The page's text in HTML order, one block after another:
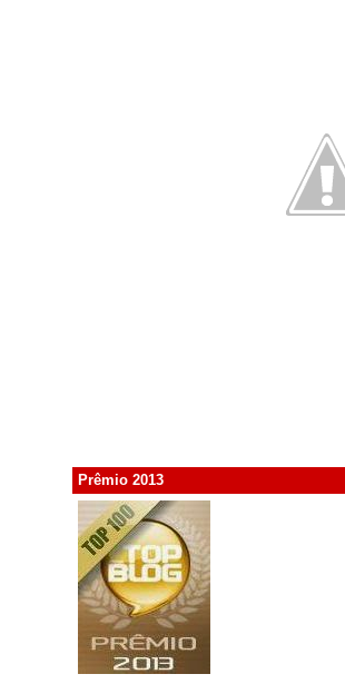
Prêmio 2013